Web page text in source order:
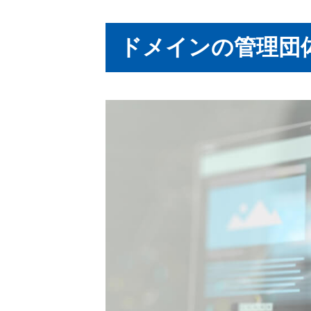
ドメインの管理団